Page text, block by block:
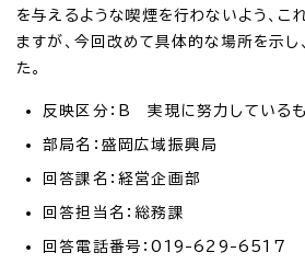
を与えるような喫煙を行わないよう、こ
ますが、今回改めて具体的な場所を示し
た。
反映区分：B 実現に努力している
部局名：盛岡広域振興局
回答課名：経営企画部
回答担当名：総務課
回答電話番号：019-629-6517